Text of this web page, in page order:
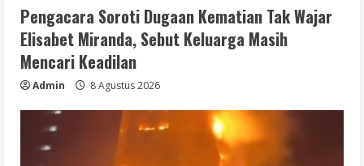
Pengacara Soroti Dugaan Kematian Tak Wajar
Elisabet Miranda, Sebut Keluarga Masih
Mencari Keadilan
Admin 8 Agustus 2026